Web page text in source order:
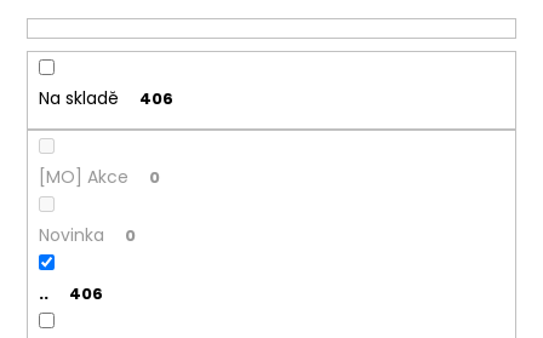
k
t
ůNa skladě 406
[MO] Akce 0
Novinka 0
.. 406
p
o
u
č
m